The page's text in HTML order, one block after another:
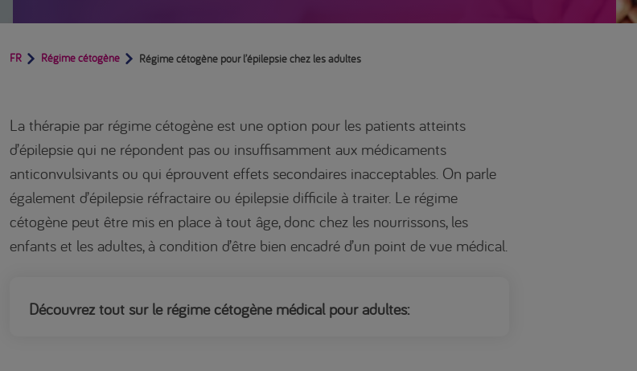
FR Régime cétogène Régime cétogène pour l’épilepsie chez les adultes
La thérapie par régime cétogène est une option pour les patients atteints
d’épilepsie qui ne répondent pas ou insuffisamment aux médicaments
anticonvulsivants ou qui éprouvent effets secondaires inacceptables. On parle
également d’épilepsie réfractaire ou épilepsie difficile à traiter. Le régime
cétogène peut être mis en place à tout âge, donc chez les nourrissons, les
enfants et les adultes, à condition d’être bien encadré d’un point de vue médical.
Découvrez tout sur le régime cétogène médical pour adultes: